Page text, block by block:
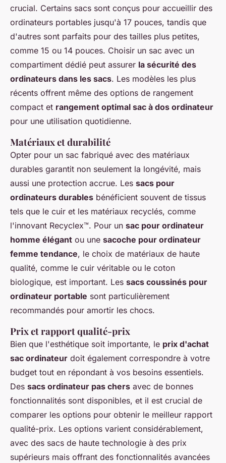
crucial. Certains sacs sont conçus pour accueillir des
ordinateurs portables jusqu'à 17 pouces, tandis que
d'autres sont parfaits pour des tailles plus petites,
comme 15 ou 14 pouces. Choisir un sac avec un
compartiment dédié peut assurer la sécurité des
ordinateurs dans les sacs. Les modèles les plus
récents offrent même des options de rangement
compact et rangement optimal sac à dos ordinateur
pour une utilisation quotidienne.
Matériaux et durabilité
Opter pour un sac fabriqué avec des matériaux
durables garantit non seulement la longévité, mais
aussi une protection accrue. Les sacs pour
ordinateurs durables bénéficient souvent de tissus
tels que le cuir et les matériaux recyclés, comme
l'innovant Recyclex™. Pour un sac pour ordinateur
homme élégant ou une sacoche pour ordinateur
femme tendance, le choix de matériaux de haute
qualité, comme le cuir véritable ou le coton
biologique, est important. Les sacs coussinés pour
ordinateur portable sont particulièrement
recommandés pour amortir les chocs.
Prix et rapport qualité-prix
Bien que l'esthétique soit importante, le prix d'achat
sac ordinateur doit également correspondre à votre
budget tout en répondant à vos besoins essentiels.
Des sacs ordinateur pas chers avec de bonnes
fonctionnalités sont disponibles, et il est crucial de
comparer les options pour obtenir le meilleur rapport
qualité-prix. Les options varient considérablement,
avec des sacs de haute technologie à des prix
supérieurs mais offrant des fonctionnalités avancées